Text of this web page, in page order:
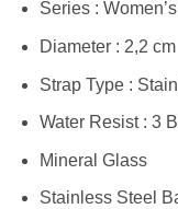
Series :
Diameter : 2,2 cm
Strap Type :
Water Resist : 3
Mineral Glass
Stainless Steel